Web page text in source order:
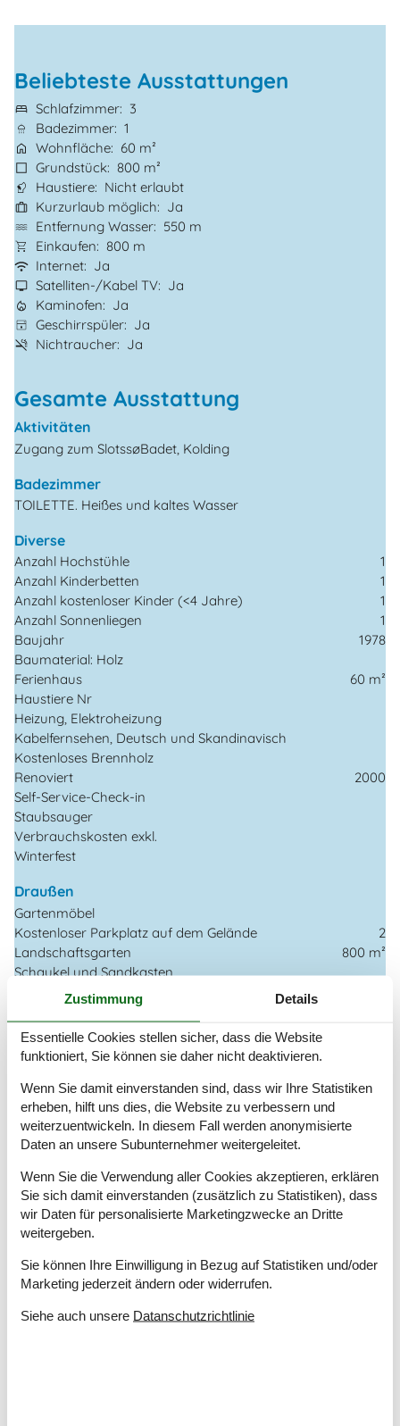
Beliebteste Ausstattungen
Schlafzimmer
3
Badezimmer 1
Wohnfläche
60 m²
Grundstück
800 m²
Haustiere
Nicht erlaubt
Kurzurlaub möglich
Ja
Entfernung Wasser
550 m
Einkaufen
800 m
Internet
Ja
Satelliten-/Kabel TV
Ja
Kaminofen
Ja
Geschirrspüler
Ja
Nichtraucher
Ja
Gesamte Ausstattung
Aktivitäten
Zugang zum SlotssøBadet, Kolding
Badezimmer
TOILETTE. Heißes und kaltes Wasser
Diverse
Anzahl Hochstühle
1
Anzahl Kinderbetten
1
Anzahl kostenloser Kinder (<4 Jahre)
1
Anzahl Sonnenliegen
1
Baujahr
1978
Baumaterial: Holz
Ferienhaus
60 m²
Haustiere Nr
Heizung, Elektroheizung
Kabelfernsehen, Deutsch und Skandinavisch
Kostenloses Brennholz
Renoviert
2000
Self-Service-Check-in
Staubsauger
Verbrauchskosten exkl.
Winterfest
Draußen
Gartenmöbel
Kostenloser Parkplatz auf dem Gelände
2
Landschaftsgarten
800 m²
Schaukel und Sandkasten
Drinnen
Kaminofen
Elektrogeräte
1 Fernseher
Chromecast
DK-DR1/TV2
Internet (drahtlos)
In der Nähe
Die nächste Stadt
18 km
Entf. zum Wasser/Baden
Entfernung Einkauf
Entfernung zu Angelmöglichkeiten
1,5 km
Nächstes Restaurant
Konzepte
Zustimmung Details
Essentielle Cookies stellen sicher, dass die Website
funktioniert, Sie können sie daher nicht deaktivieren.
Wenn Sie damit einverstanden sind, dass wir Ihre Statistiken
erheben, hilft uns dies, die Website zu verbessern und
weiterzuentwickeln. In diesem Fall werden anonymisierte
Daten an unsere Subunternehmer weitergeleitet.
Wenn Sie die Verwendung aller Cookies akzeptieren, erklären
Sie sich damit einverstanden (zusätzlich zu Statistiken), dass
wir Daten für personalisierte Marketingzwecke an Dritte
weitergeben.
Sie können Ihre Einwilligung in Bezug auf Statistiken und/oder
Marketing jederzeit ändern oder widerrufen.
Siehe auch unsere Datanschutzrichtlinie